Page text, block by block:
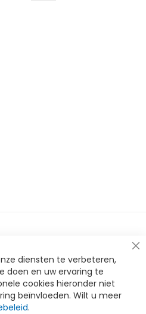
diensten te verbeteren,
doen en uw ervaring te
cookies hieronder niet
beïnvloeden. Wilt u meer
.